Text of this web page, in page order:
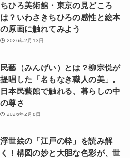
ちひろ美術館・東京の見どころ
は？いわさきちひろの感性と絵本
の原画に触れてみよう
2026年2月13日
民藝（みんげい）とは？柳宗悦が
提唱した「名もなき職人の美」。
日本民藝館で触れる、暮らしの中
の尊さ
2026年2月8日
浮世絵の「江戸の粋」を読み解
く！構図の妙と大胆な色彩が、世